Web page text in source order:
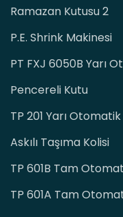
Ramazan Kutusu 2
P.E. Shrink Makinesi
PT FXJ 6050B Yarı
Pencereli Kutu
TP 201 Yarı
Askılı Taşıma Kolisi
TP 601B Tam
TP 601A Tam